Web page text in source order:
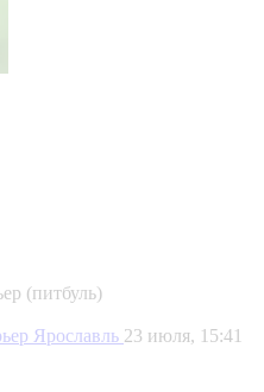
(питбуль)
Ярославль 23 июля, 15:41